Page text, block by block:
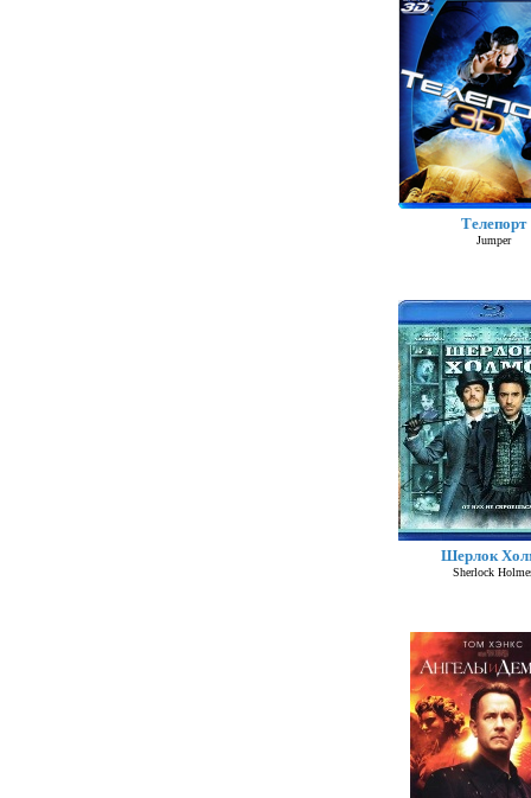
Телепорт
Jumper
Шерлок
Sherlock